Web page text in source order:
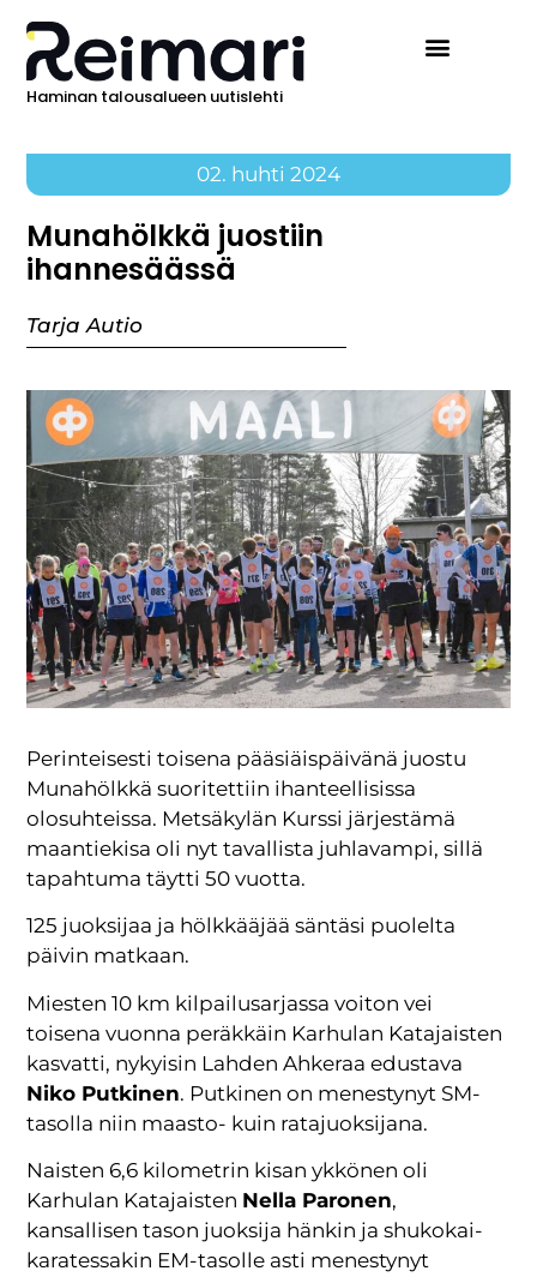
Haminan talousalueen uutislehti
02. huhti 2024
Munahölkkä juostiin
ihannesäässä
Tarja Autio
Perinteisesti toisena pääsiäispäivänä juostu
Munahölkkä suoritettiin ihanteellisissa
olosuhteissa. Metsäkylän Kurssi järjestämä
maantiekisa oli nyt tavallista juhlavampi, sillä
tapahtuma täytti 50 vuotta.
125 juoksijaa ja hölkkääjää säntäsi puolelta
päivin matkaan.
Miesten 10 km kilpailusarjassa voiton vei
toisena vuonna peräkkäin Karhulan Katajaisten
kasvatti, nykyisin Lahden Ahkeraa edustava
Niko Putkinen. Putkinen on menestynyt SM-
tasolla niin maasto- kuin ratajuoksijana.
Naisten 6,6 kilometrin kisan ykkönen oli
Karhulan Katajaisten Nella Paronen,
kansallisen tason juoksija hänkin ja shukokai-
karatessakin EM-tasolle asti menestynyt